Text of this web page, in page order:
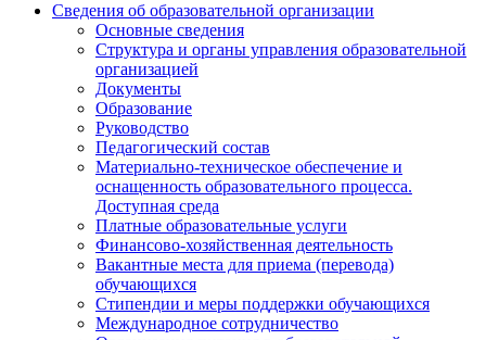
Сведения об образовательной организации
Основные сведения
Структура и органы управления образовательной
организацией
Документы
Образование
Руководство
Педагогический состав
Материально-техническое обеспечение и
оснащенность образовательного процесса.
Доступная среда
Платные образовательные услуги
Финансово-хозяйственная деятельность
Вакантные места для приема (перевода)
обучающихся
Стипендии и меры поддержки обучающихся
Международное сотрудничество